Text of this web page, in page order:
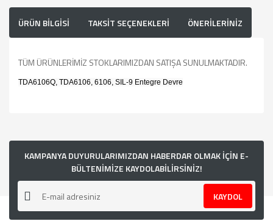
ÜRÜN BİLGİSİ TAKSİT SEÇENEKLERİ ÖNERİLERİNİZ
TÜM ÜRÜNLERİMİZ STOKLARIMIZDAN SATIŞA SUNULMAKTADIR.
TDA6106Q, TDA6106, 6106, SIL-9 Entegre Devre
kullanarak tarafımıza iletebilirsiniz.
Görüş ve önerileriniz için teşekkür ederiz.
Ürün resmi kalitesiz, bozuk veya görüntülenemiyor.
Ürün açıklamasında eksik bilgiler bulunuyor.
Ürün bilgilerinde hatalar bulunuyor.
KAMPANYA DUYURULARIMIZDAN HABERDAR OLMAK İÇİN E-
BÜLTENİMİZE KAYDOLABİLİRSİNİZ!
KAYDOL